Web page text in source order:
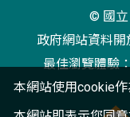
© 國立
政府網站資料開
最佳瀏覽體驗
本網站使用cookie